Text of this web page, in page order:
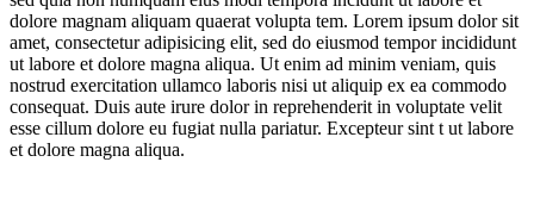
dolore magnam aliquam quaerat volupta tem. Lorem ipsum dolor sit
amet, consectetur adipisicing elit, sed do eiusmod tempor incididunt
ut labore et dolore magna aliqua. Ut enim ad minim veniam, quis
nostrud exercitation ullamco laboris nisi ut aliquip ex ea commodo
consequat. Duis aute irure dolor in reprehenderit in voluptate velit
esse cillum dolore eu fugiat nulla pariatur. Excepteur sint t ut labore
et dolore magna aliqua.